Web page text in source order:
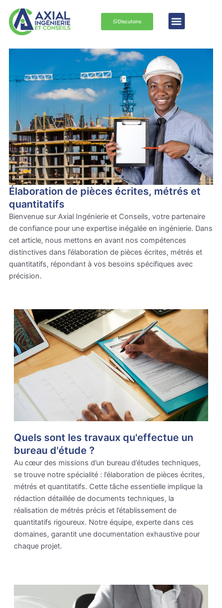
contenu
Menu
Discutons
Élaboration de pièces écrites, métrés et
quantitatifs
Bienvenue sur Axial Ingénierie et Conseils, votre partenaire
de confiance pour une expertise inégalée en ingénierie. Dans
cet article, nous mettons en avant nos compétences
distinctives dans l’élaboration de pièces écrites, métrés et
quantitatifs, répondant à vos besoins spécifiques avec
précision.
Quels sont les travaux qu'effectue un
bureau d'étude ?
Au cœur des missions d’un bureau d’études techniques,
se trouve notre spécialité : l’élaboration de pièces écrites,
métrés et quantitatifs. Cette tâche essentielle implique la
rédaction détaillée de documents techniques, la
réalisation de métrés précis et l’établissement de
quantitatifs rigoureux. Notre équipe, experte dans ces
domaines, garantit une documentation exhaustive pour
chaque projet.